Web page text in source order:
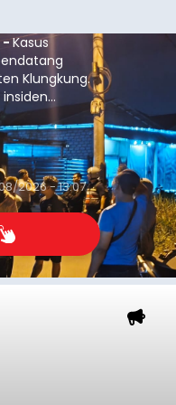
-Kasus
Klungkung.
serupa
Kabupaten
Timur
2026 - 13:07